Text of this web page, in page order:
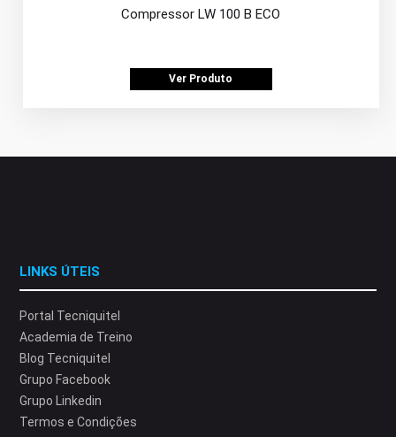
Compressor LW 100 B ECO
Ver Produto
LINKS ÚTEIS
Portal Tecniquitel
Academia de Treino
Blog Tecniquitel
Grupo Facebook
Grupo Linkedin
Termos e Condições